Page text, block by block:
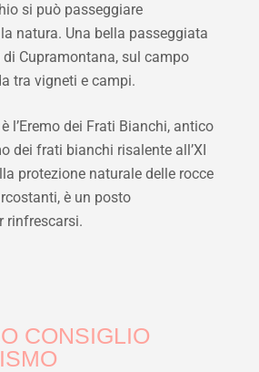
si può passeggiare
natura. Una bella passeggiata
Cupramontana, sul campo
tra vigneti e campi.
l’Eremo dei Frati Bianchi, antico
dei frati bianchi risalente all’XI
protezione naturale delle rocce
è un posto
rinfrescarsi.
CONSIGLIO